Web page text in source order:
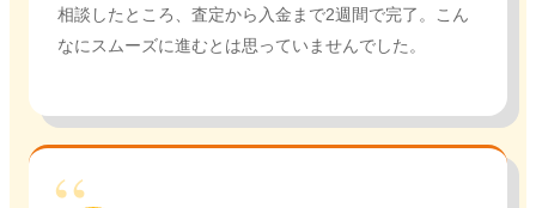
相談したところ、査定から入金まで2週間で完了。こん
なにスムーズに進むとは思っていませんでした。